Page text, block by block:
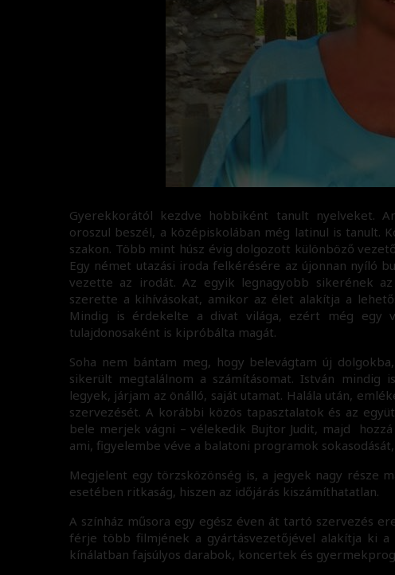
Gyerekkorától kezdve hobbiként tanult nyelveket.
oroszul beszél, a középiskolában még latinul is tanult.
szakon. Több mint húsz évig dolgozott különböző
Egy német utazási iroda felkérésére az újonnan nyíló
vezette az irodát. Az egyik legnagyobb sikerének
szerette a kihívásokat, amikor az élet alakítja a
Mindig is érdekelte a divat világa, ezért még egy
tulajdonosaként is kipróbálta magát.
Soha nem bántam meg, hogy belevágtam új
sikerült megtalálnom a számításomat. István mindig
legyek, járjam az önálló, saját utamat. Halála után,
szervezését. A korábbi közös tapasztalatok és az
bele merjek vágni – vélekedik Bujtor Judit, majd
ami, figyelembe véve a balatoni programok
Megjelent egy törzsközönség is, a jegyek nagy része
esetében ritkaság, hiszen az időjárás kiszámíthatatlan.
A színház műsora egy egész éven át tartó szervezés
férje több filmjének a gyártásvezetőjével alakítja ki a
kínálatban fajsúlyos darabok, koncertek és